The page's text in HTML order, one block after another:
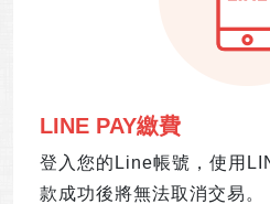
LINE PAY繳費
登入您的Line帳號，使用
款成功後將無法取消交易。